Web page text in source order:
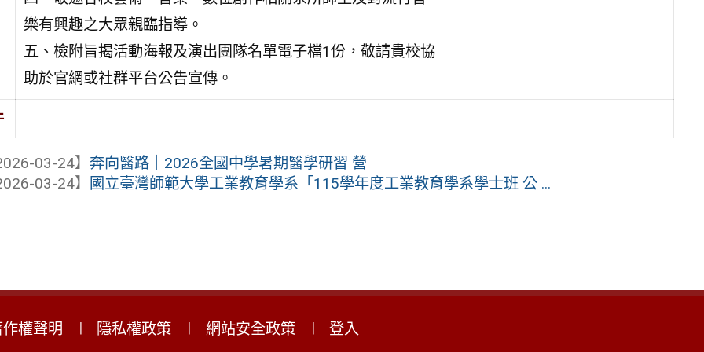
樂有興趣之大眾親臨指導。
五、檢附旨揭活動海報及演出團隊名單電子檔1份，敬請貴校協
助於官網或社群平台公告宣傳。
03-24】 奔向醫路｜2026全國中學暑期醫學研習 營
03-24】
國立臺灣師範大學工業教育學系「115學年度工業教育學系學士班 公 ...
權聲明 隱私權政策 網站安全政策
登入